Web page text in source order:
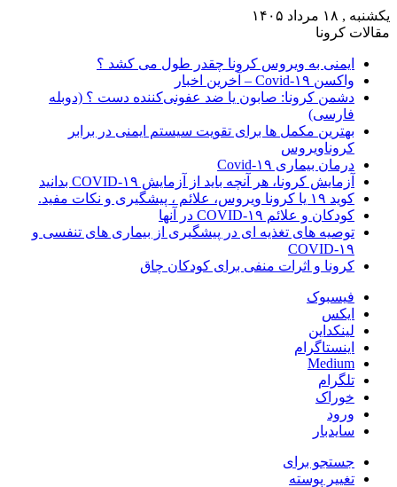
یکشنبه , ۱۸ مرداد ۱۴۰۵
مقالات کرونا
ایمنی به ویروس کرونا چقدر طول می کشد ؟
واکسن Covid-۱۹ – آخرین اخبار
دشمن کرونا: صابون یا ضد عفونی‌کننده دست ؟ (دوبله
فارسی)
بهترین مکمل ها برای تقویت سیستم ایمنی در برابر
کروناویروس
درمان بیماری Covid-۱۹
آزمایش کرونا، هر آنچه باید از آزمایش COVID-۱۹ بدانید
کوید ۱۹ یا کرونا ویروس، علائم ، پیشگیری و نکات مفید.
کودکان و علائم COVID-۱۹ در آنها
توصیه های تغذیه ای در پیشگیری از بیماری های تنفسی و
COVID-۱۹
کرونا و اثرات منفی برای کودکان چاق
فیسبوک
ایکس
لینکداین
اینستاگرام
Medium
تلگرام
خوراک
ورود
سایدبار
جستجو برای
تغییر پوسته